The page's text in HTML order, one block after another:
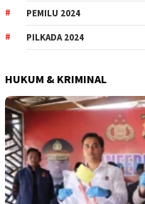
PEMILU 2024
PILKADA 2024
HUKUM & KRIMINAL